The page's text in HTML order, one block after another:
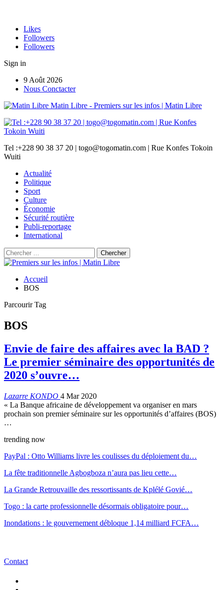
Likes
Followers
Followers
Sign in
9 Août 2026
Nous Conctacter
Matin Libre - Premiers sur les infos | Matin Libre
Tel :+228 90 38 37 20 | togo@togomatin.com | Rue Konfes Tokoin
Wuiti
Actualité
Politique
Sport
Culture
Économie
Sécurité routière
Publi-reportage
International
Accueil
BOS
Parcourir Tag
BOS
Envie de faire des affaires avec la BAD ?
Le premier séminaire des opportunités de
2020 s’ouvre…
Lazarre KONDO 4 Mar 2020
« La Banque africaine de développement va organiser en mars
prochain son premier séminaire sur les opportunités d’affaires (BOS)
…
trending now
PayPal : Otto Williams livre les coulisses du déploiement du…
La fête traditionnelle Agbogboza n’aura pas lieu cette…
La Grande Retrouvaille des ressortissants de Kplélé Govié…
Togo : la carte professionnelle désormais obligatoire pour…
Inondations : le gouvernement débloque 1,14 milliard FCFA…
Contact